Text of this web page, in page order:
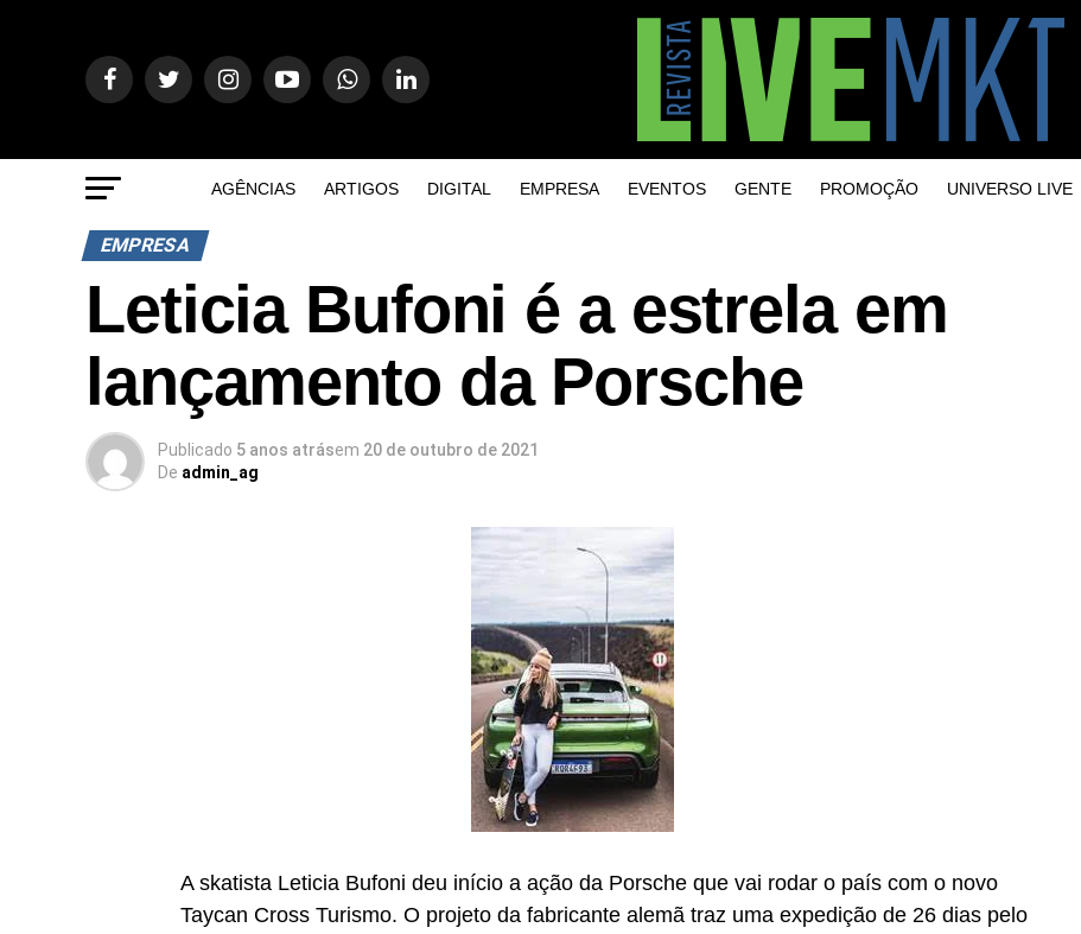
AGÊNCIAS ARTIGOS DIGITAL EMPRESA EVENTOS GENTE PROMOÇÃO UNIVERSO LIVE
EMPRESA
Leticia Bufoni é a estrela em
lançamento da Porsche
Publicado 5 anos atrásem 20 de outubro de 2021
De admin_ag
A skatista Leticia Bufoni deu início a ação da Porsche que vai rodar o país com o novo
Taycan Cross Turismo. O projeto da fabricante alemã traz uma expedição de 26 dias pelo